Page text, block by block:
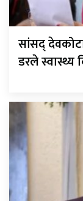
सांसद्
डरले स्वास्थ्य